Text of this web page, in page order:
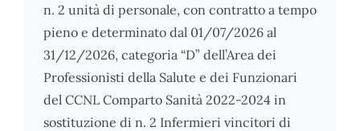
n. 2 unità di personale, con contratto a tempo
pieno e determinato dal 01/07/2026 al
31/12/2026, categoria “D” dell’Area dei
Professionisti della Salute e dei Funzionari
del CCNL Comparto Sanità 2022-2024 in
sostituzione di n. 2 Infermieri vincitori di